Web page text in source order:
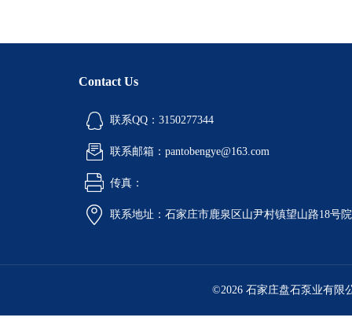
Contact Us
联系QQ：3150277344
联系邮箱：pantobengye@163.com
传真：
联系地址：石家庄市鹿泉区山尹村镇望山路18号
©2026 石家庄盘石泵业有限